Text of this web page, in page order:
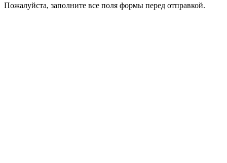
Пожалуйста, заполните все поля формы перед отправкой.